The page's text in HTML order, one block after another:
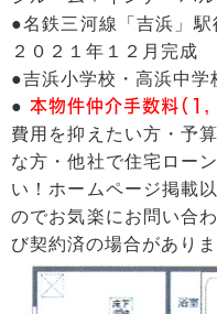
●名鉄三河線「吉浜」
２０２１年１２月完成
●吉浜小学校・高浜中
● 本物件仲介手数料（１，
費用を抑えたい方・予
な方・他社で住宅ロー
い！ホームページ掲載
のでお気楽にお問い合
び契約済の場合があり